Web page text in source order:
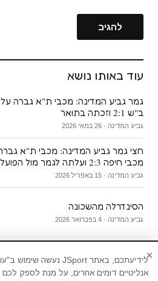
עוד באותו נושא
גמר גביע המדינה: מכבי ת"א גברה
ב"ש 2:1 וזכתה בתואר
גביע המדינה · 26 במאי 2026
חצי גמר גביע המדינה: מכבי ת"א
מכבי חיפה 2:3 ועלתה לגמר מול הפועל ב"ש
גביע המדינה · 15 באפריל 2026
הסינדרלה מהשכונה
גביע המדינה · 4 בפברואר 2026
×
אנליטיים דומים אחרים, על מנת לספק לכם